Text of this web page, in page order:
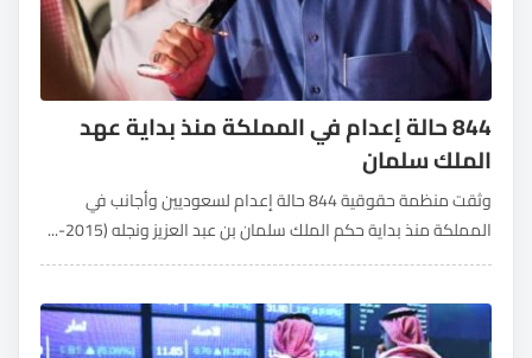
844 حالة إعدام في المملكة منذ بداية عهد
الملك سلمان
وثقت منظمة حقوقية 844 حالة إعدام لسعوديين وأجانب في
المملكة منذ بداية حكم الملك سلمان بن عبد العزيز ونجله (2015-...